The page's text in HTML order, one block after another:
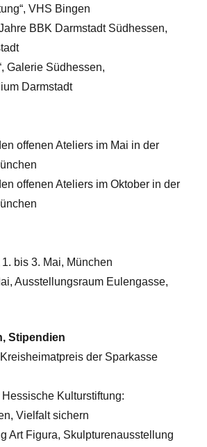
VHS Bingen
BBK Darmstadt Südhessen,
Galerie Südhessen,
Darmstadt
offenen Ateliers im Mai in der
offenen Ateliers im Oktober in der
bis 3. Mai, München
Ausstellungsraum Eulengasse,
Stipendien
der Sparkasse
Kulturstiftung:
Vielfalt sichern
Art Figura, Skulpturenausstellung